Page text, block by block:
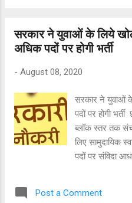
का चुटीलापन
है और इसकी
अपने पहले व्यंग्य
के बहुलांश को
है। गोस्वामी का
है कि व्यंग्य
है। 'बहुमत की
सरकार ने युवाओं के लिये
अधिक पदों पर होगी भर्ती
- August 08, 2020
सरकार ने युवाओं
पदों पर होगी
ब्लॉक स्तर तक
लिए सामुदायिक
पदों पर संविदा
स्वीकृति दे दी है।
Post a Comment